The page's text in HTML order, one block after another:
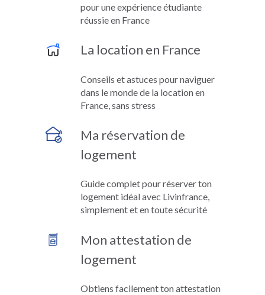
pour une expérience étudiante
réussie en France
La location en France
Conseils et astuces pour naviguer
dans le monde de la location en
France, sans stress
Ma réservation de
logement
Guide complet pour réserver ton
logement idéal avec Livinfrance,
simplement et en toute sécurité
Mon attestation de
logement
Obtiens facilement ton attestation